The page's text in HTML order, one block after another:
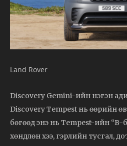
Land Rover
Discovery Gemini-ийн нэгэн
Discovery Tempest нь өөрийн
бөгөөд энэ нь Tempest-ийн “B-
хөндлөн хээ, гэрлийн тусгал,